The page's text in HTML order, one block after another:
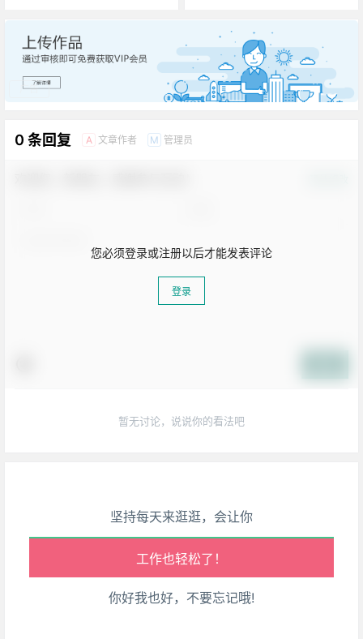
广告
0 条回复 A 文章作者 M 管理员
您必须登录或注册以后才能发表评论
登录
暂无讨论，说说你的看法吧
坚持每天来逛逛，会让你
心情也舒畅了！
腿也不痛了！
腰也不酸了！
工作也轻松了！
你好我也好，不要忘记哦!